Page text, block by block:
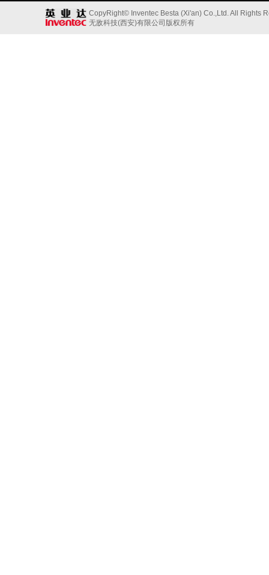
CopyRight© Inventec Besta (Xi'an) Co.,Ltd. All Rights
无敌科技(西安)有限公司版权所有